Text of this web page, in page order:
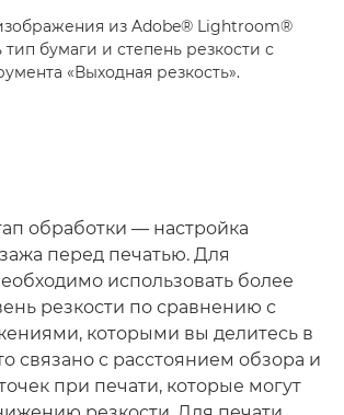
из Adobe® Lightroom®
бумаги и степень резкости с
«Выходная резкость».
обработки — настройка
перед печатью. Для
использовать более
резкости по сравнению с
которыми вы делитесь в
связано с расстоянием обзора и
при печати, которые могут